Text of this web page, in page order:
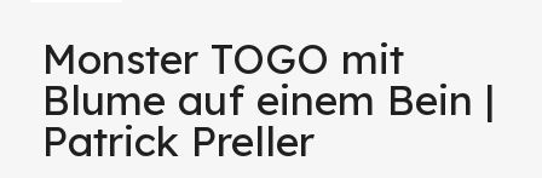
Monster TOGO mit
Blume auf einem Bein |
Patrick Preller